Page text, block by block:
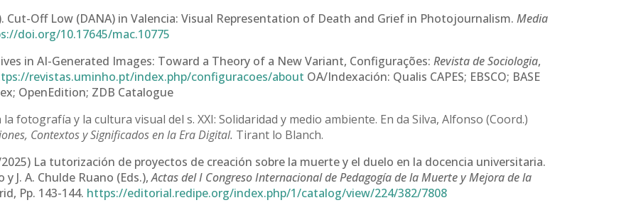
Cut-Off Low (DANA) in Valencia: Visual Representation of Death and Grief in Photojournalism.Media
doi.org/10.17645/mac.10775
in AI-Generated Images: Toward a Theory of a New Variant, Configurações:Revista de Sociologia,
revistas.uminho.pt/index.php/configuracoes/about OA/Indexación: Qualis CAPES; EBSCO; BASE
OpenEdition; ZDB Catalogue
la fotografía y la cultura visual del s. XXI: Solidaridad y medio ambiente. En da Silva, Alfonso (Coord.)
Contextos y Significados en la Era Digital. Tirant lo Blanch.
La tutorización de proyectos de creación sobre la muerte y el duelo en la docencia universitaria.
J. A. Chulde Ruano (Eds.), Actas del I Congreso Internacional de Pedagogía de la Muerte y Mejora de la
Pp. 143-144. https://editorial.redipe.org/index.php/1/catalog/view/224/382/7808